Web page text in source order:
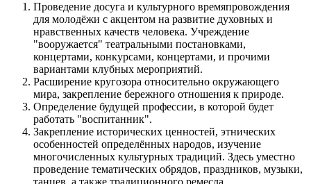
Проведение досуга и культурного времяпровождения
для молодёжи с акцентом на развитие духовных и
нравственных качеств человека. Учреждение
"вооружается" театральными постановками,
концертами, конкурсами, концертами, и прочими
вариантами клубных мероприятий.
Расширение кругозора относительно окружающего
мира, закрепление бережного отношения к природе.
Определение будущей профессии, в которой будет
работать "воспитанник".
Закрепление исторических ценностей, этнических
особенностей определённых народов, изучение
многочисленных культурных традиций. Здесь уместно
проведение тематических обрядов, праздников, музыки,
танцев, а также традиционного ремесла.